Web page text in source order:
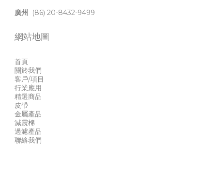
廣州
(86) 20-8432-9499
網站地圖
首頁
關於我們
客戶/項目
行業應用
精選商品
皮帶
金屬產品
減震棉
過濾產品
聯絡我們